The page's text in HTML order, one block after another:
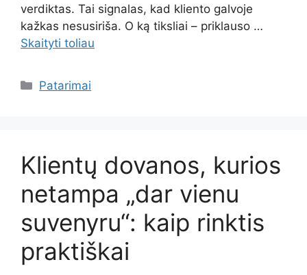
verdiktas. Tai signalas, kad kliento galvoje
kažkas nesusiriša. O ką tiksliai – priklauso …
Skaityti toliau
Kategorijos
Patarimai
Klientų dovanos, kurios
netampa „dar vienu
suvenyru“: kaip rinktis
praktiškai